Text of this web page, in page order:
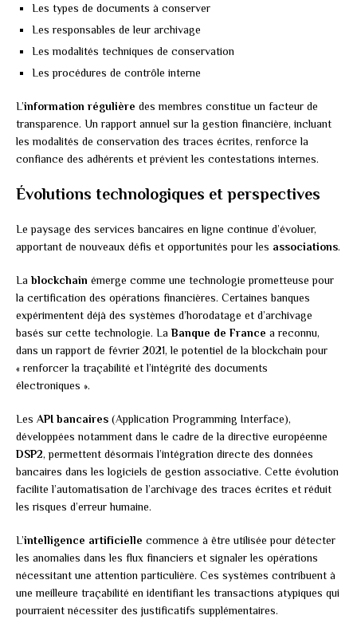
Les types de documents à conserver
Les responsables de leur archivage
Les modalités techniques de conservation
Les procédures de contrôle interne
L’information régulière des membres constitue un facteur de
transparence. Un rapport annuel sur la gestion financière, incluant
les modalités de conservation des traces écrites, renforce la
confiance des adhérents et prévient les contestations internes.
Évolutions technologiques et perspectives
Le paysage des services bancaires en ligne continue d’évoluer,
apportant de nouveaux défis et opportunités pour les associations.
Lablockchain émerge comme une technologie prometteuse pour
la certification des opérations financières. Certaines banques
expérimentent déjà des systèmes d’horodatage et d’archivage
basés sur cette technologie. LaBanque de France a reconnu,
dans un rapport de février 2021, le potentiel de la blockchain pour
« renforcer la traçabilité et l’intégrité des documents
électroniques ».
Les API bancaires (Application Programming Interface),
développées notamment dans le cadre de la directive européenne
DSP2, permettent désormais l’intégration directe des données
bancaires dans les logiciels de gestion associative. Cette évolution
facilite l’automatisation de l’archivage des traces écrites et réduit
les risques d’erreur humaine.
L’intelligence artificielle commence à être utilisée pour détecter
les anomalies dans les flux financiers et signaler les opérations
nécessitant une attention particulière. Ces systèmes contribuent à
une meilleure traçabilité en identifiant les transactions atypiques qui
pourraient nécessiter des justificatifs supplémentaires.